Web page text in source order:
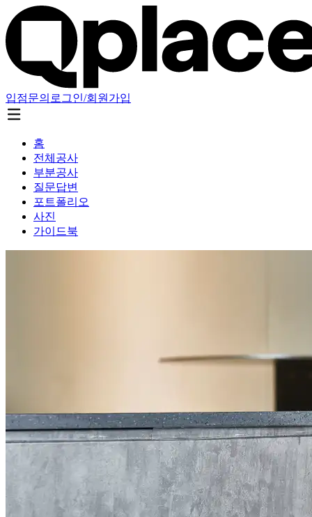
입점문의 로그인/회원가입
홈
전체공사
부분공사
질문답변
포트폴리오
사진
가이드북